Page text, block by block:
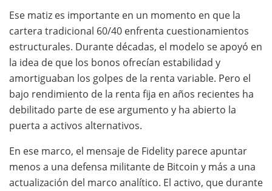
Ese matiz es importante en un momento en que la
cartera tradicional 60/40 enfrenta cuestionamientos
estructurales. Durante décadas, el modelo se apoyó en
la idea de que los bonos ofrecían estabilidad y
amortiguaban los golpes de la renta variable. Pero el
bajo rendimiento de la renta fija en años recientes ha
debilitado parte de ese argumento y ha abierto la
puerta a activos alternativos.
En ese marco, el mensaje de Fidelity parece apuntar
menos a una defensa militante de Bitcoin y más a una
actualización del marco analítico. El activo, que durante